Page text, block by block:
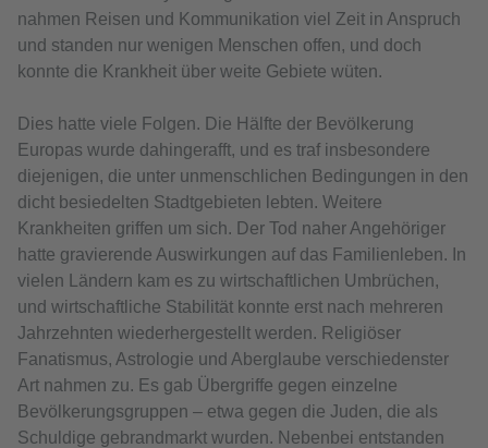
nahmen Reisen und Kommunikation viel Zeit in Anspruch
und standen nur wenigen Menschen offen, und doch
konnte die Krankheit über weite Gebiete wüten.
Dies hatte viele Folgen. Die Hälfte der Bevölkerung
Europas wurde dahingerafft, und es traf insbesondere
diejenigen, die unter unmenschlichen Bedingungen in den
dicht besiedelten Stadtgebieten lebten. Weitere
Krankheiten griffen um sich. Der Tod naher Angehöriger
hatte gravierende Auswirkungen auf das Familienleben. In
vielen Ländern kam es zu wirtschaftlichen Umbrüchen,
und wirtschaftliche Stabilität konnte erst nach mehreren
Jahrzehnten wiederhergestellt werden. Religiöser
Fanatismus, Astrologie und Aberglaube verschiedenster
Art nahmen zu. Es gab Übergriffe gegen einzelne
Bevölkerungsgruppen – etwa gegen die Juden, die als
Schuldige gebrandmarkt wurden. Nebenbei entstanden